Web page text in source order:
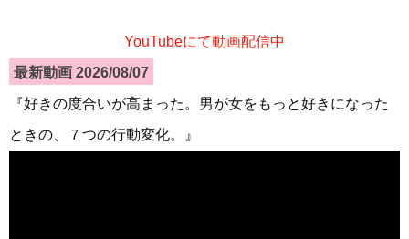
YouTubeにて動画配信中
最新動画 2026/08/07
『好きの度合いが高まった。男が女をもっと好きになった
ときの、７つの行動変化。』